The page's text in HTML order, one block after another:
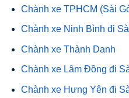
Chành xe TPHCM (Sài
Chành xe Ninh Bình đi
Chành xe Thành Danh
Chành xe Lâm Đồng đi
Chành xe Hưng Yên đi